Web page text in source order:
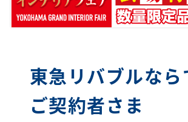
東急リバブルなら
ご契約者さま